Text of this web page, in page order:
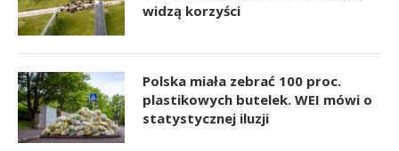
widzą korzyści
Polska miała zebrać 100 proc.
plastikowych butelek. WEI mówi o
statystycznej iluzji